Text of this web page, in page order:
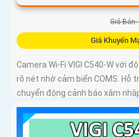
Giá
Giá Khuyến
Camera Wi-Fi VIGI C540-W với
rõ nét nhờ cảm biến COMS. Hỗ
chuyển động cảnh báo xâm